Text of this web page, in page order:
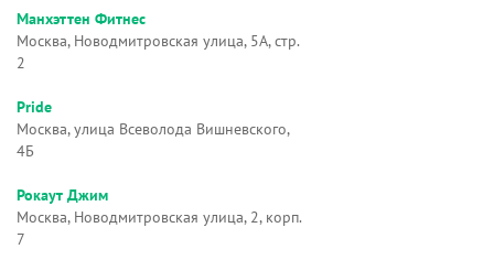
Манхэттен Фитнес
Москва, Новодмитровская улица, 5А, стр.
2
Pride
Москва, улица Всеволода Вишневского,
4Б
Рокаут Джим
Москва, Новодмитровская улица, 2, корп.
7